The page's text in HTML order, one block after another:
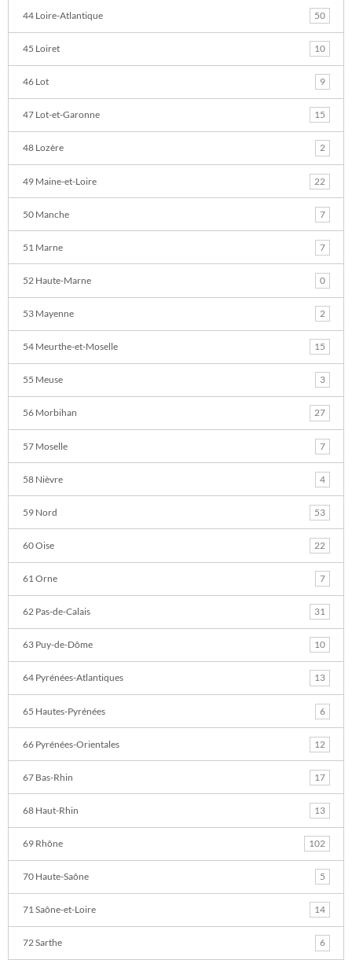
44 Loire-Atlantique 50
45 Loiret 10
46 Lot 9
47 Lot-et-Garonne 15
48 Lozère 2
49 Maine-et-Loire 22
50 Manche 7
51 Marne 7
52 Haute-Marne 0
53 Mayenne 2
54 Meurthe-et-Moselle 15
55 Meuse 3
56 Morbihan 27
57 Moselle 7
58 Nièvre 4
59 Nord 53
60 Oise 22
61 Orne 7
62 Pas-de-Calais 31
63 Puy-de-Dôme 10
64 Pyrénées-Atlantiques 13
65 Hautes-Pyrénées 6
66 Pyrénées-Orientales 12
67 Bas-Rhin 17
68 Haut-Rhin 13
69 Rhône 102
70 Haute-Saône 5
71 Saône-et-Loire 14
72 Sarthe 6